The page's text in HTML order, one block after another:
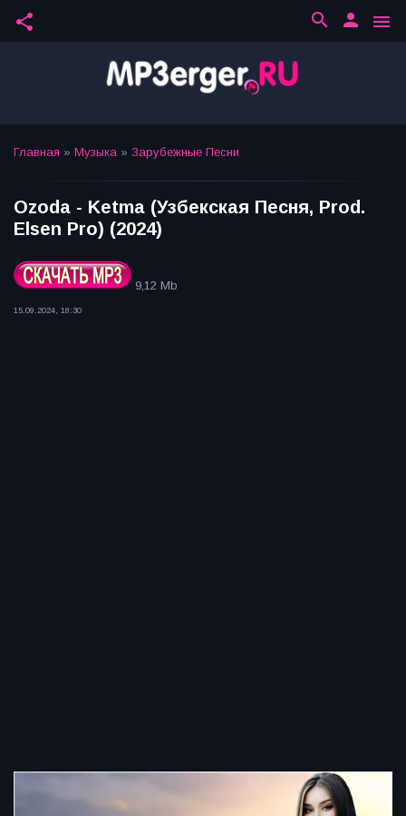
share menu
person
search
Главная » Музыка » Зарубежные Песни
Ozoda - Ketma (Узбекская Песня, Prod.
Elsen Pro) (2024)
9,12 Mb
15.09.2024, 18:30